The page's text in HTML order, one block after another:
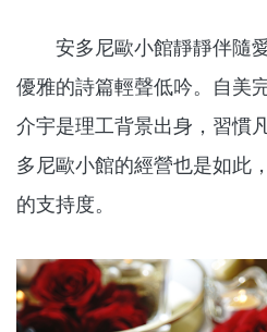
安多尼歐小館靜靜伴隨愛
優雅的詩篇輕聲低吟。自美
介宇是理工背景出身，習慣
多尼歐小館的經營也是如此
的支持度。